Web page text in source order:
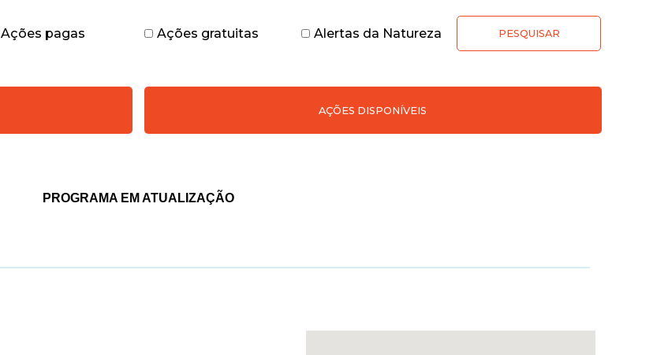
Ações pagas
Ações gratuitas Alertas da Natureza PESQUISAR
AÇÕES DISPONÍVEIS
PROGRAMA EM ATUALIZAÇÃO